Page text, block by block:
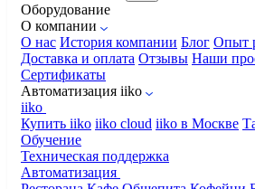
Оборудование
О компании
О нас История компании Блог Опыт
Доставка и оплата Отзывы Наши
Сертификаты
Автоматизация iiko
iiko
Купить iiko iiko cloud iiko в Москве
Обучение
Техническая поддержка
Автоматизация